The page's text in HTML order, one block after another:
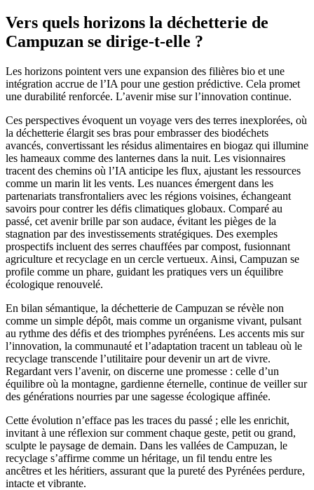
Vers quels horizons la déchetterie de
Campuzan se dirige-t-elle ?
Les horizons pointent vers une expansion des filières bio et une
intégration accrue de l’IA pour une gestion prédictive. Cela promet
une durabilité renforcée. L’avenir mise sur l’innovation continue.
Ces perspectives évoquent un voyage vers des terres inexplorées, où
la déchetterie élargit ses bras pour embrasser des biodéchets
avancés, convertissant les résidus alimentaires en biogaz qui illumine
les hameaux comme des lanternes dans la nuit. Les visionnaires
tracent des chemins où l’IA anticipe les flux, ajustant les ressources
comme un marin lit les vents. Les nuances émergent dans les
partenariats transfrontaliers avec les régions voisines, échangeant
savoirs pour contrer les défis climatiques globaux. Comparé au
passé, cet avenir brille par son audace, évitant les pièges de la
stagnation par des investissements stratégiques. Des exemples
prospectifs incluent des serres chauffées par compost, fusionnant
agriculture et recyclage en un cercle vertueux. Ainsi, Campuzan se
profile comme un phare, guidant les pratiques vers un équilibre
écologique renouvelé.
En bilan sémantique, la déchetterie de Campuzan se révèle non
comme un simple dépôt, mais comme un organisme vivant, pulsant
au rythme des défis et des triomphes pyrénéens. Les accents mis sur
l’innovation, la communauté et l’adaptation tracent un tableau où le
recyclage transcende l’utilitaire pour devenir un art de vivre.
Regardant vers l’avenir, on discerne une promesse : celle d’un
équilibre où la montagne, gardienne éternelle, continue de veiller sur
des générations nourries par une sagesse écologique affinée.
Cette évolution n’efface pas les traces du passé ; elle les enrichit,
invitant à une réflexion sur comment chaque geste, petit ou grand,
sculpte le paysage de demain. Dans les vallées de Campuzan, le
recyclage s’affirme comme un héritage, un fil tendu entre les
ancêtres et les héritiers, assurant que la pureté des Pyrénées perdure,
intacte et vibrante.